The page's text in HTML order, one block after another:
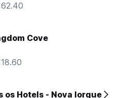
Cove
os Hotels - Nova Iorque